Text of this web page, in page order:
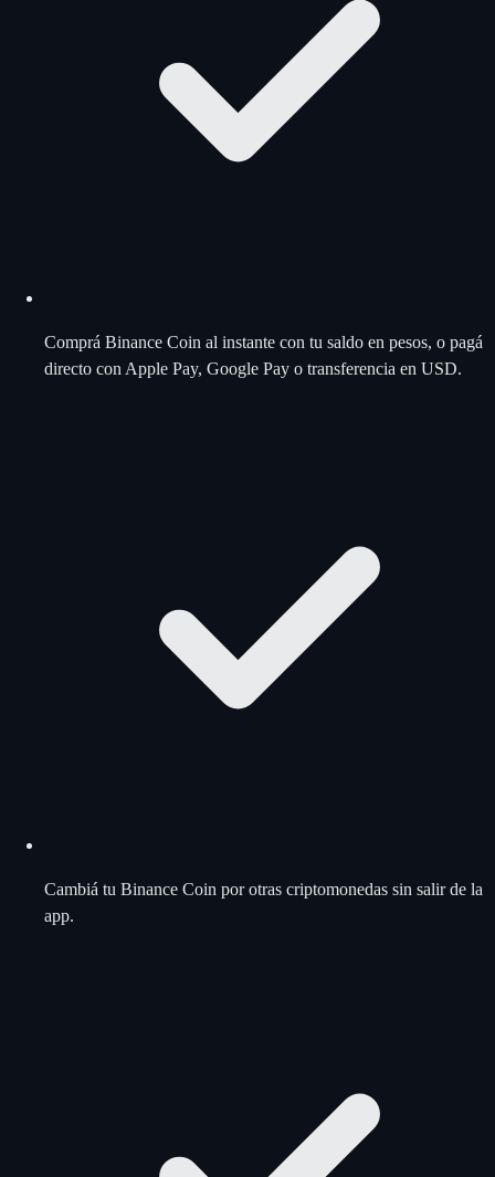
Comprá Binance Coin al instante con tu saldo en pesos, o pagá
directo con Apple Pay, Google Pay o transferencia en USD.
Cambiá tu Binance Coin por otras criptomonedas sin salir de la
app.